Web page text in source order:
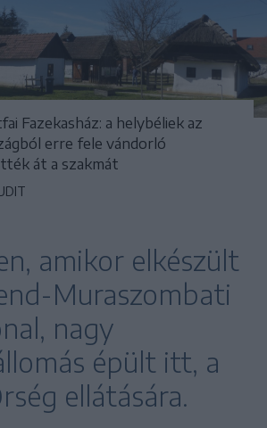
Fazekasház: a helybéliek az
erre fele vándorló
át a szakmát
amikor elkészült
Muraszombati
nagy
épült itt, a
ellátására.